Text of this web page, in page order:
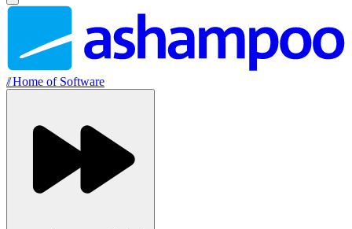
//Home of Software